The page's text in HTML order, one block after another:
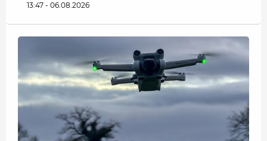
13:47 - 06.08.2026